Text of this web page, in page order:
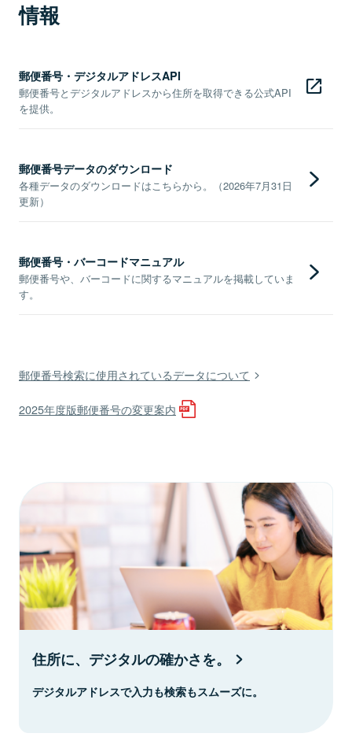
情報
郵便番号・デジタルアドレスAPI
郵便番号とデジタルアドレスから住所を取得できる公式API
を提供。
郵便番号データのダウンロード
各種データのダウンロードはこちらから。（2026年7月31日
更新）
郵便番号・バーコードマニュアル
郵便番号や、バーコードに関するマニュアルを掲載していま
す。
郵便番号検索に使用されているデータについて
2025年度版郵便番号の変更案内
住所に、デジタルの確かさを。
デジタルアドレスで入力も検索もスムーズに。